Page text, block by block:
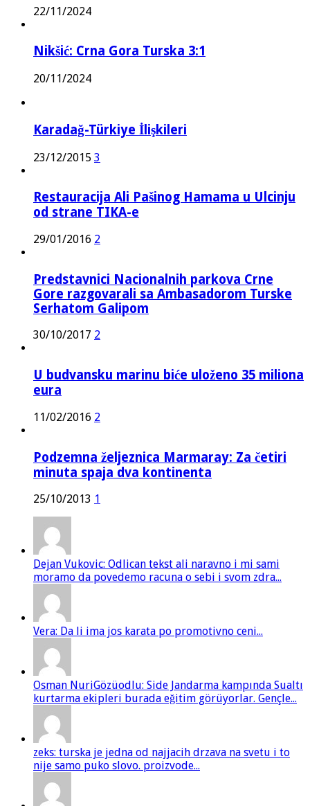
22/11/2024
Nikšić: Crna Gora Turska 3:1
20/11/2024
Karadağ-Türkiye İlişkileri
23/12/2015 3
Restauracija Ali Pašinog Hamama u Ulcinju
od strane TIKA-e
29/01/2016 2
Predstavnici Nacionalnih parkova Crne
Gore razgovarali sa Ambasadorom Turske
Serhatom Galipom
30/10/2017 2
U budvansku marinu biće uloženo 35 miliona
eura
11/02/2016 2
Podzemna željeznica Marmaray: Za četiri
minuta spaja dva kontinenta
25/10/2013 1
Dejan Vukovic: Odlican tekst ali naravno i mi sami
moramo da povedemo racuna o sebi i svom zdra...
Vera: Da li ima jos karata po promotivno ceni...
Osman NuriGözüodlu: Side Jandarma kampında Sualtı
kurtarma ekipleri burada eğitim görüyorlar. Gençle...
zeks: turska je jedna od najjacih drzava na svetu i to
nije samo puko slovo. proizvode...